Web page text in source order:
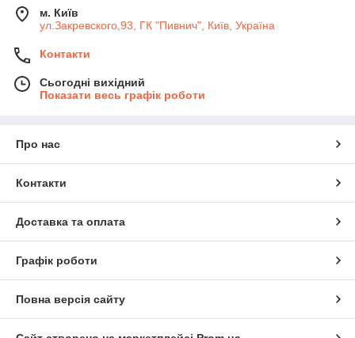
м. Київ
ул.Закревского,93, ГК "Пивнич", Київ, Україна
Контакти
Сьогодні вихідний
Показати весь графік роботи
Про нас
Контакти
Доставка та оплата
Графік роботи
Повна версія сайту